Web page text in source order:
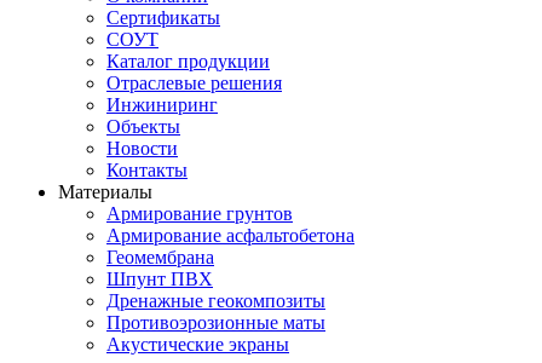
Сертификаты
СОУТ
Каталог продукции
Отраслевые решения
Инжиниринг
Объекты
Новости
Контакты
Материалы
Армирование грунтов
Армирование асфальтобетона
Геомембрана
Шпунт ПВХ
Дренажные геокомпозиты
Противоэрозионные маты
Акустические экраны